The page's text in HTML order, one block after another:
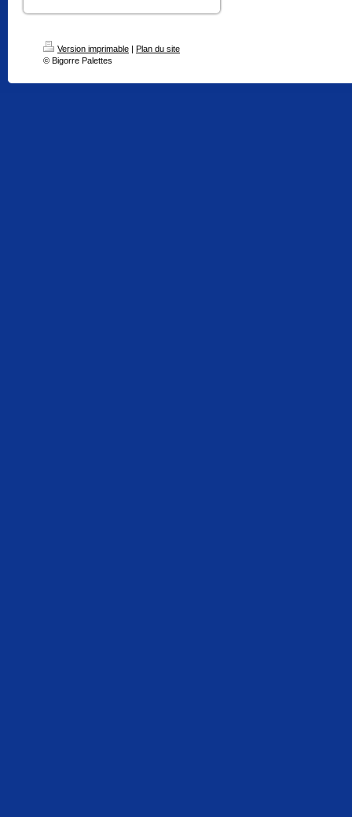
Version imprimable | Plan du site
© Bigorre Palettes